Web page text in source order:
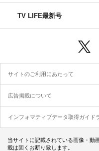
TV LIFE最新号
サイトのご利用にあたって
広告掲載について
インフォマティブデータ取得ガイド
当サイトに記載されている画像・動
載は固くお断り致します。